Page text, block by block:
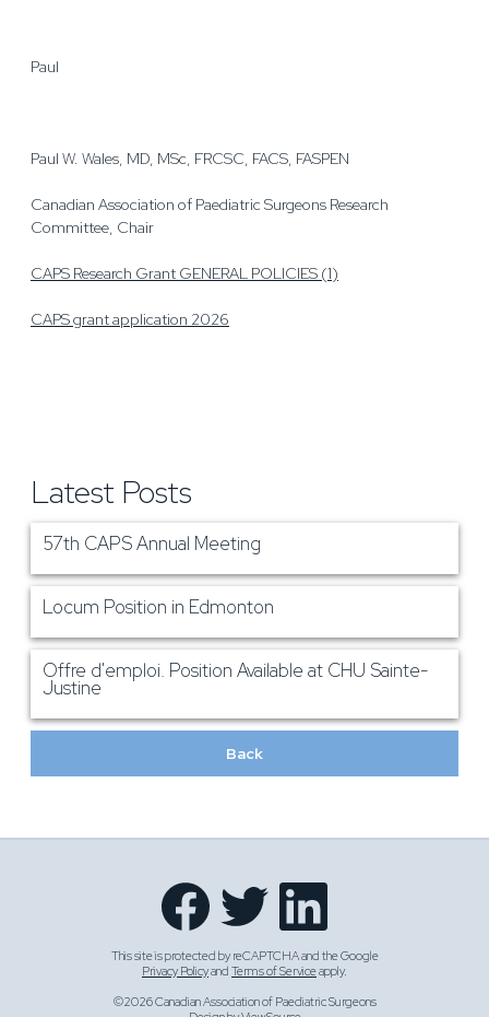
Paul
Paul W. Wales, MD, MSc, FRCSC, FACS, FASPEN
Canadian Association of Paediatric Surgeons Research
Committee, Chair
CAPS Research Grant GENERAL POLICIES (1)
CAPS grant application 2026
Latest Posts
57th CAPS Annual Meeting
Locum Position in Edmonton
Offre d'emploi. Position Available at CHU Sainte-
Justine
Back
This site is protected by reCAPTCHA and the Google
Privacy Policyand Terms of Serviceapply.
©2026 Canadian Association of Paediatric Surgeons